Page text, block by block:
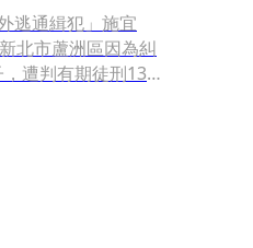
逃通緝犯」施宜
北市蘆洲區因為糾
遭判有期徒刑13